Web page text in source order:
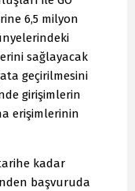
6,5 milyon
sağlayacak
geçirilmesini
girişimlerin
erişimlerinin
kadar
başvuruda